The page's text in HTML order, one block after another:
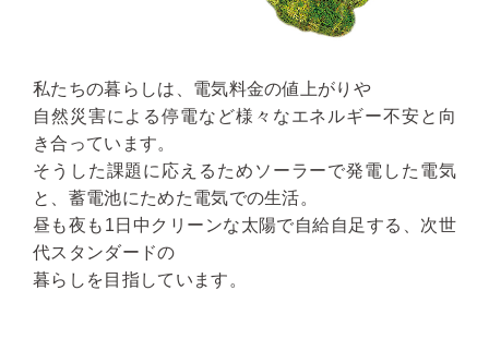
私たちの暮らしは、電気料金の値上がりや
自然災害による停電など様々なエネルギー不安と向
き合っています。
そうした課題に応えるためソーラーで発電した電気
と、蓄電池にためた電気での生活。
昼も夜も1日中クリーンな太陽で自給自足する、次世
代スタンダードの
暮らしを目指しています。